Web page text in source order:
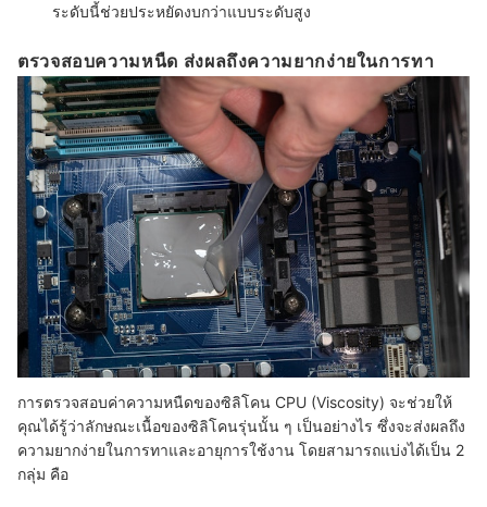
ระดับนี้ช่วยประหยัดงบกว่าแบบระดับสูง
ตรวจสอบความหนืด ส่งผลถึงความยากง่ายในการทา
การตรวจสอบค่าความหนืดของซิลิโคน CPU (Viscosity) จะช่วยให้
คุณได้รู้ว่าลักษณะเนื้อของซิลิโคนรุ่นนั้น ๆ เป็นอย่างไร ซึ่งจะส่งผลถึง
ความยากง่ายในการทาและอายุการใช้งาน โดยสามารถแบ่งได้เป็น 2
กลุ่ม คือ